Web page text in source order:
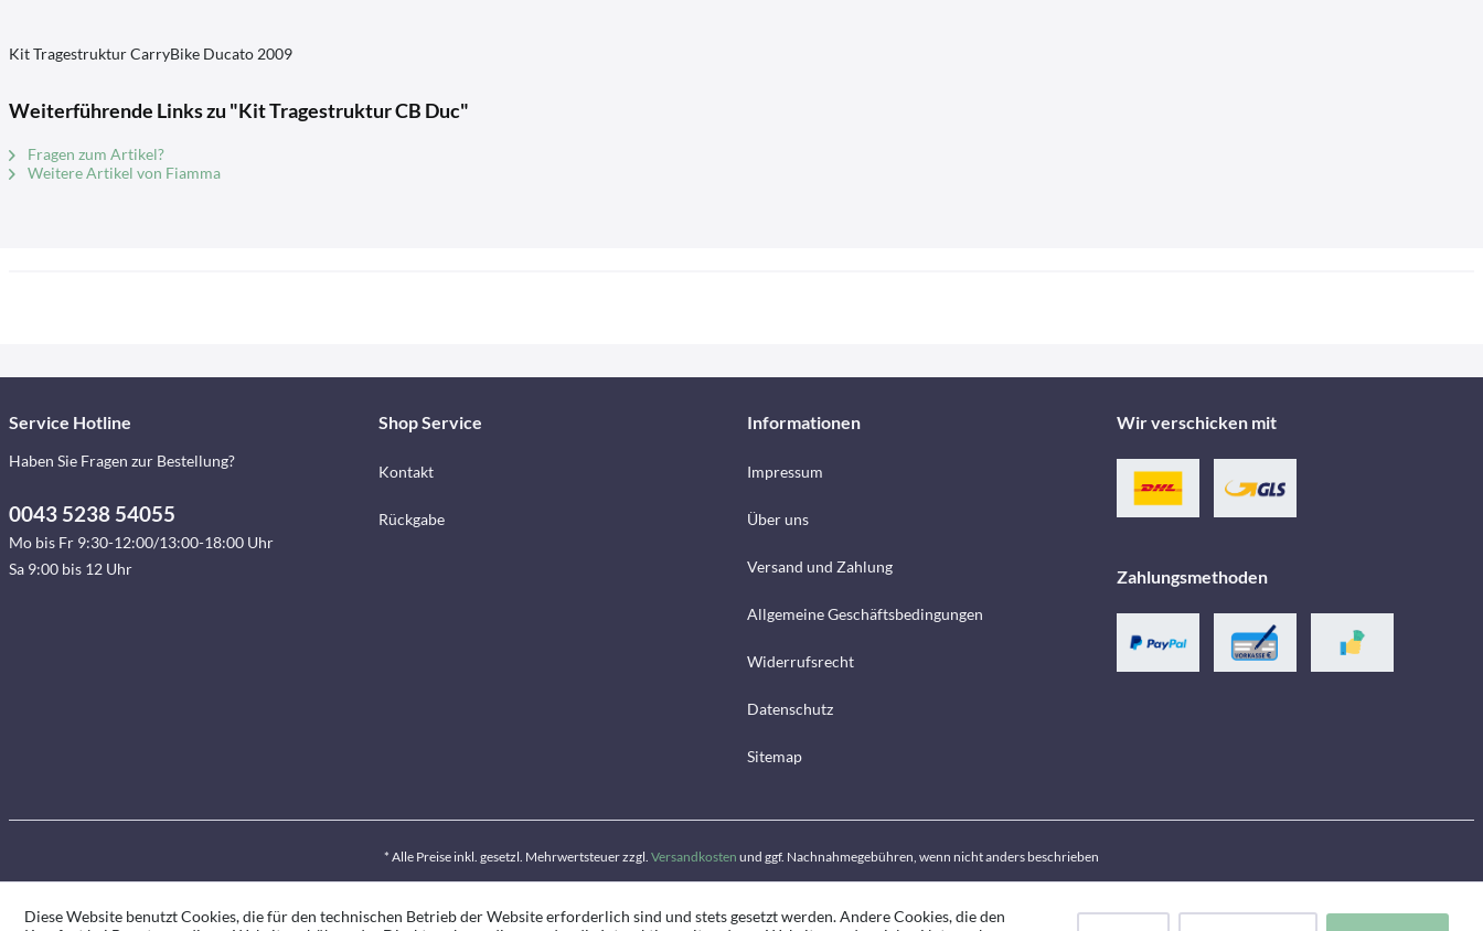
Kit Tragestruktur CarryBike Ducato 2009
Weiterführende Links zu "Kit Tragestruktur CB Duc"
Fragen zum Artikel?
Weitere Artikel von Fiamma
Service Hotline
Haben Sie Fragen zur Bestellung?
0043 5238 54055
Mo bis Fr 9:30-12:00/13:00-18:00 Uhr
Sa 9:00 bis 12 Uhr
Shop Service
Kontakt
Rückgabe
Informationen
Impressum
Über uns
Versand und Zahlung
Allgemeine Geschäftsbedingungen
Widerrufsrecht
Datenschutz
Sitemap
Wir verschicken mit
Zahlungsmethoden
* Alle Preise inkl. gesetzl. Mehrwertsteuer zzgl. Versandkosten und ggf. Nachnahmegebühren, wenn nicht anders beschrieben
Diese Website benutzt Cookies, die für den technischen Betrieb der Website erforderlich sind und stets gesetzt werden. Andere Cookies, die den